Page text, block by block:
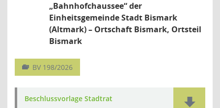
„Bahnhofchaussee“ der
Einheitsgemeinde Stadt Bismark
(Altmark) – Ortschaft Bismark, Ortsteil
Bismark
BV 198/2026
Beschlussvorlage Stadtrat